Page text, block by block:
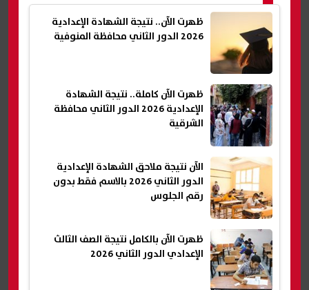
ظهرت الآن.. نتيجة الشهادة الإعدادية
2026 الدور الثاني محافظة المنوفية
ظهرت الآن كاملة.. نتيجة الشهادة
الإعدادية 2026 الدور الثاني محافظة
الشرقية
الآن نتيجة ملاحق الشهادة الإعدادية
الدور الثاني 2026 بالاسم فقط بدون
رقم الجلوس
ظهرت الآن بالكامل نتيجة الصف الثالث
الإعدادي الدور الثاني 2026